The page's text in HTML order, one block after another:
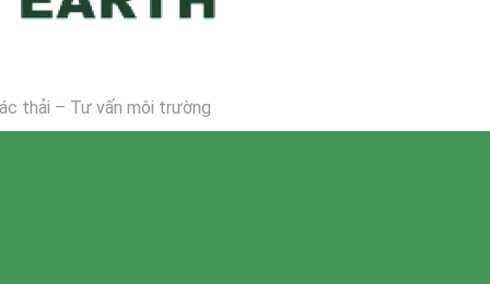
thải – Tư vấn môi trường